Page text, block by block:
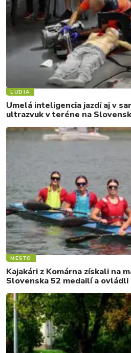
ĽUDIA
Umelá inteligencia jazdí aj v
ultrazvuk v teréne na
MESTO
Kajakári z Komárna získali na
Slovenska 52 medailí a